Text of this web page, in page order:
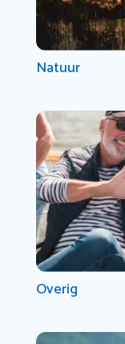
Natuur
Overig